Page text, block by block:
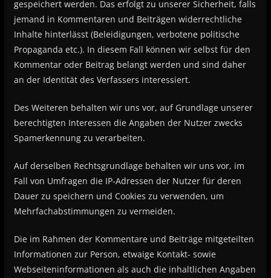
gespeichert werden. Das erfolgt zu unserer Sicherheit, falls
jemand in Kommentaren und Beiträgen widerrechtliche
Inhalte hinterlässt (Beleidigungen, verbotene politische
Propaganda etc.). In diesem Fall können wir selbst für den
Kommentar oder Beitrag belangt werden und sind daher
an der Identität des Verfassers interessiert.
Des Weiteren behalten wir uns vor, auf Grundlage unserer
berechtigten Interessen die Angaben der Nutzer zwecks
Spamerkennung zu verarbeiten.
Auf derselben Rechtsgrundlage behalten wir uns vor, im
Fall von Umfragen die IP-Adressen der Nutzer für deren
Dauer zu speichern und Cookies zu verwenden, um
Mehrfachabstimmungen zu vermeiden.
Die im Rahmen der Kommentare und Beiträge mitgeteilten
Informationen zur Person, etwaige Kontakt- sowie
Webseiteninformationen als auch die inhaltlichen Angaben